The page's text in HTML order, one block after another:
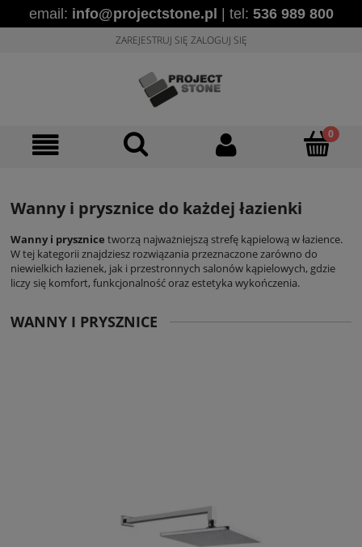
email: info@projectstone.pl | tel: 536 989 800
ZAREJESTRUJ SIĘ ZALOGUJ SIĘ
Wanny i prysznice do każdej łazienki
Wanny i prysznice tworzą najważniejszą strefę kąpielową w łazience.
W tej kategorii znajdziesz rozwiązania przeznaczone zarówno do
niewielkich łazienek, jak i przestronnych salonów kąpielowych, gdzie
liczy się komfort, funkcjonalność oraz estetyka wykończenia.
WANNY I PRYSZNICE